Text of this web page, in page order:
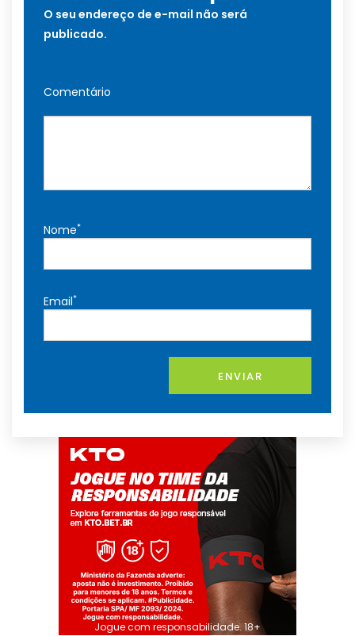
O seu endereço de e-mail não será
publicado.
Comentário
Nome*
Email*
ENVIAR
Jogue com responsabilidade. 18+